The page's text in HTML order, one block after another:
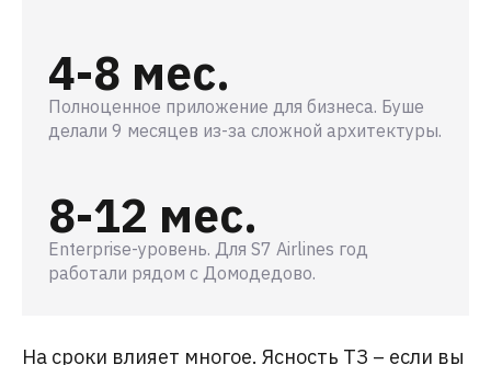
4-8 мес.
Полноценное приложение для бизнеса. Буше
делали 9 месяцев из-за сложной архитектуры.
8-12 мес.
Enterprise-уровень. Для S7 Airlines год
работали рядом с Домодедово.
На сроки влияет многое. Ясность ТЗ – если вы